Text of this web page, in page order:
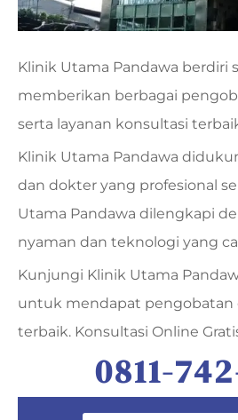
Klinik Utama Pandawa berdiri
memberikan berbagai
serta layanan konsultasi
Klinik Utama Pandawa
dan dokter yang profesional
Utama Pandawa dilengkapi
nyaman dan teknologi yang
Kunjungi Klinik Utama
untuk mendapat
terbaik. Konsultasi Online
0811-